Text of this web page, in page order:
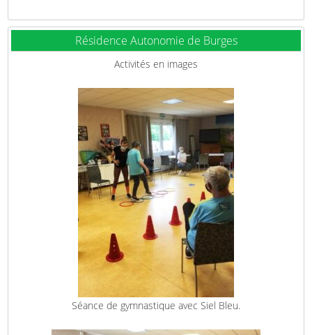
Résidence Autonomie de Burges
Activités en images
Séance de gymnastique avec Siel Bleu.